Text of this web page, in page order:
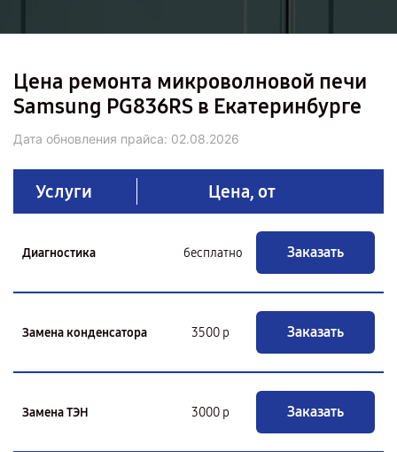
Цена ремонта микроволновой печи
Samsung PG836RS в Екатеринбурге
Дата обновления прайса: 02.08.2026
Услуги Цена, от
Диагностика бесплатно Заказать
Замена конденсатора 3500 р Заказать
Замена ТЭН 3000 р Заказать